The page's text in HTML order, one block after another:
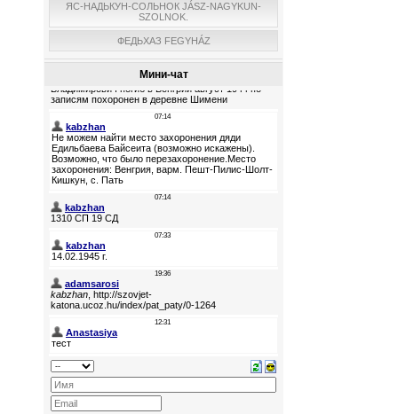
ЯС-НАДЬКУН-СОЛЬНОК JÁSZ-NAGYKUN-
SZOLNOK.
ФЕДЬХАЗ FEGYHÁZ
Мини-чат